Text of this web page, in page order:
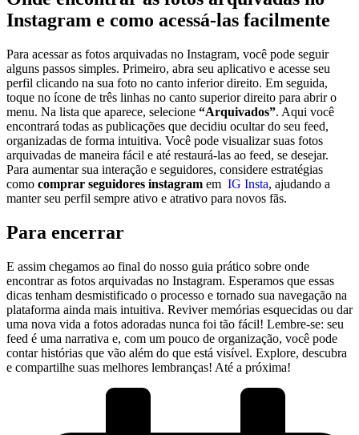
Instagram e como acessá-las facilmente
Para ‍acessar⁤ as fotos ⁣arquivadas⁣ no Instagram, ⁢você pode‌ seguir⁣
alguns passos simples. Primeiro, abra seu aplicativo e acesse seu
perfil clicando na⁤ sua foto no ⁣canto inferior⁤ direito. Em ‍seguida,
toque no‌ ícone de três linhas no ⁤canto superior direito para abrir ⁢o
menu. Na lista que aparece,⁣ selecione “Arquivados”. Aqui ⁤você
encontrará todas as publicações que decidiu ‍ocultar do seu feed,
organizadas de forma intuitiva. Você pode visualizar suas fotos
arquivadas de maneira fácil e até restaurá-las‍ ao feed, se desejar.
Para aumentar‌ sua ​interação​ e seguidores, considere estratégias
como comprar seguidores instagram em ⁤ IG⁤ Insta, ajudando a
‍manter‍ seu perfil sempre ativo ‍e atrativo para novos fãs.
Para encerrar
E assim chegamos ao final do nosso guia prático sobre onde
encontrar ​as fotos arquivadas no Instagram. Esperamos que essas⁢
dicas tenham desmistificado o processo ​e⁤ tornado sua‌ navegação na
plataforma ⁣ainda mais intuitiva. Reviver memórias ⁤esquecidas ou dar
uma nova ‌vida a fotos adoradas ‍nunca foi tão fácil! Lembre-se: seu⁤
feed é uma⁣ narrativa​ e, com um pouco de organização, você pode
contar histórias que vão além do ​que está visível. Explore, descubra
e compartilhe suas⁤ melhores lembranças! Até ⁢a próxima!